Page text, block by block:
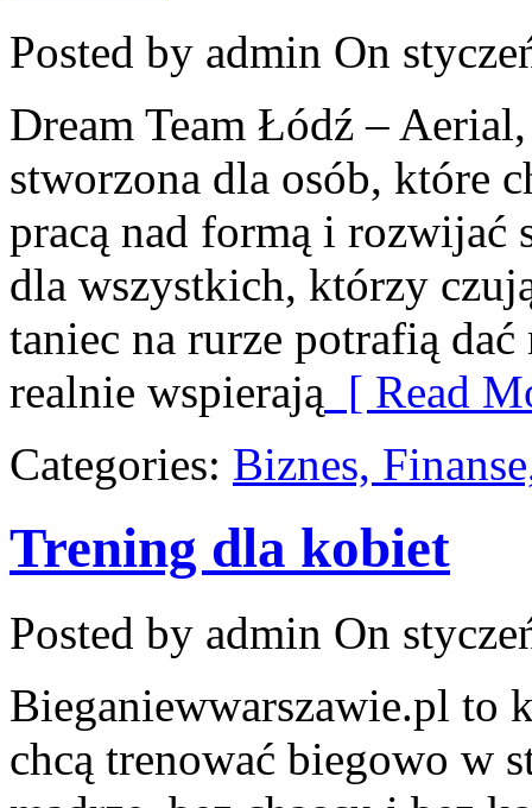
Posted by admin On
Dream Team Łódź –
stworzona dla osób, które
pracą nad formą i rozwijać
dla wszystkich, którzy
taniec na rurze potrafią
realnie wspierają [ Read
Categories: Biznes,
Trening dla kobiet
Posted by admin On
Bieganiewwarszawie.pl to
chcą trenować biegowo w